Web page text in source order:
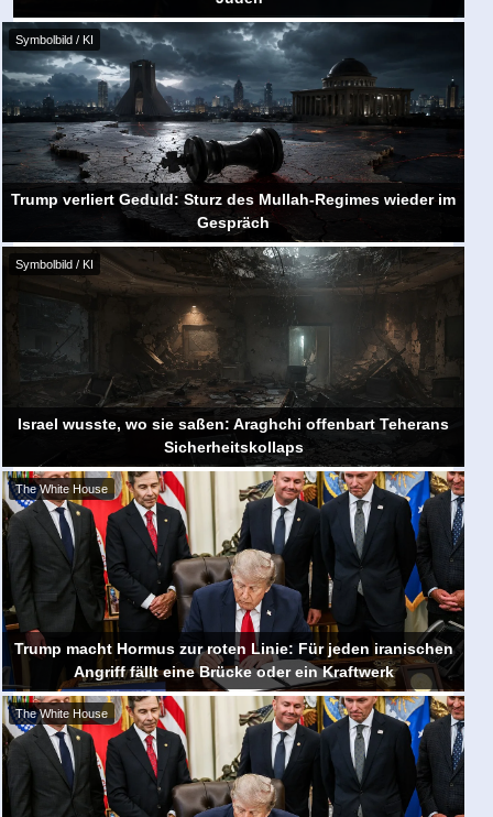
Symbolbild / KI
Trump verliert Geduld: Sturz des Mullah-Regimes wieder im
Gespräch
Symbolbild / KI
Israel wusste, wo sie saßen: Araghchi offenbart Teherans
Sicherheitskollaps
The White House
Trump macht Hormus zur roten Linie: Für jeden iranischen
Angriff fällt eine Brücke oder ein Kraftwerk
The White House